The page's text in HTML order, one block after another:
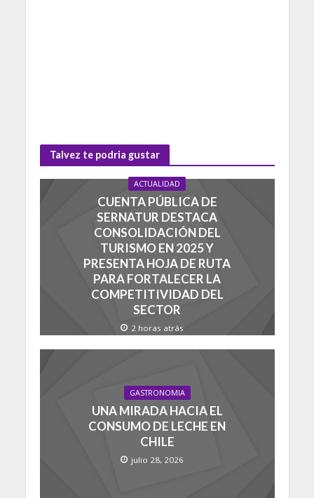
Talvez te podria gustar
ACTUALIDAD
CUENTA PÚBLICA DE
SERNATUR DESTACA
CONSOLIDACIÓN DEL
TURISMO EN 2025 Y
PRESENTA HOJA DE RUTA
PARA FORTALECER LA
COMPETITIVIDAD DEL
SECTOR
2 horas atrás
GASTRONOMIA
UNA MIRADA HACIA EL
CONSUMO DE LECHE EN
CHILE
julio 28, 2026